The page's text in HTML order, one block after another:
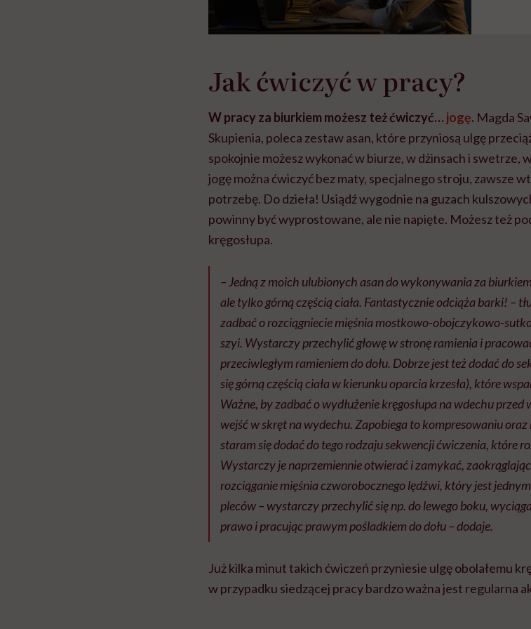
Jak ćwiczyć w pracy?
W pracy za biurkiem możesz też ćwiczyć… jogę. Magda
Skupienia, poleca zestaw asan, które przyniosą ulgę
spokojnie możesz wykonać w biurze, w dżinsach i swetrze,
jogę można ćwiczyć bez maty, specjalnego stroju, zawsze
potrzebę. Do dzieła! Usiądź wygodnie na guzach
powinny być wyprostowane, ale nie napięte. Możesz też
kręgosłupa.
– Jedną z moich ulubionych asan do wykonywania za
ale tylko górną częścią ciała. Fantastycznie odciąża barki! –
zadbać o rozciągniecie mięśnia mostkowo-obojczykowo-
szyi. Wystarczy przechylić głowę w stronę ramienia i
przeciwległym ramieniem do dołu. Dobrze jest też dodać do
się górną częścią ciała w kierunku oparcia krzesła), które
Ważne, by zadbać o wydłużenie kręgosłupa na wdechu
wejść w skręt na wydechu. Zapobiega to kompresowaniu
staram się dodać do tego rodzaju sekwencji ćwiczenia, które
Wystarczy je naprzemiennie otwierać i zamykać,
rozciąganie mięśnia czworobocznego lędźwi, który jest
pleców – wystarczy przechylić się np. do lewego boku,
prawo i pracując prawym pośladkiem do dołu – dodaje.
Już kilka minut takich ćwiczeń przyniesie ulgę obolałemu
w przypadku siedzącej pracy bardzo ważna jest regularna